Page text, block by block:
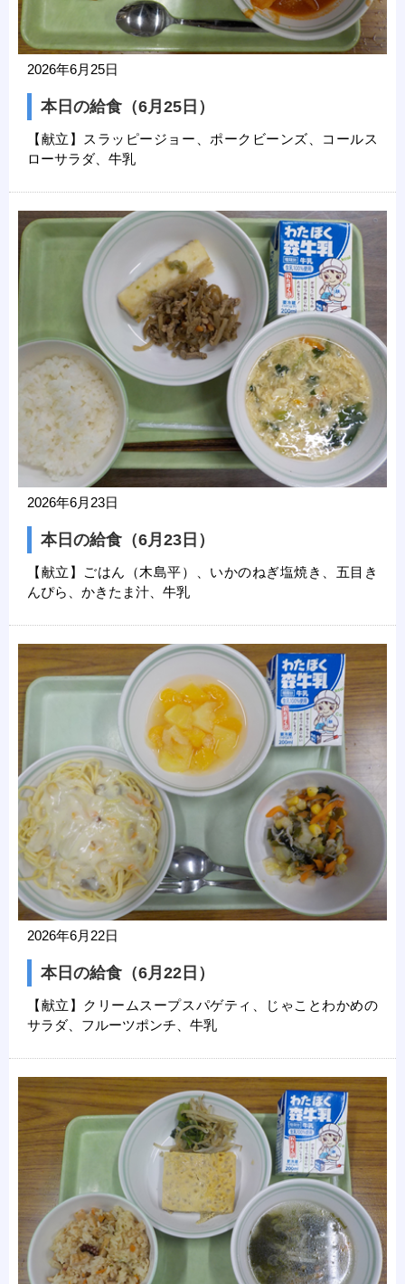
2026年6月25日
本日の給食（6月25日）
【献立】スラッピージョー、ポークビーンズ、コールス
ローサラダ、牛乳
2026年6月23日
本日の給食（6月23日）
【献立】ごはん（木島平）、いかのねぎ塩焼き、五目き
んぴら、かきたま汁、牛乳
2026年6月22日
本日の給食（6月22日）
【献立】クリームスープスパゲティ、じゃことわかめの
サラダ、フルーツポンチ、牛乳